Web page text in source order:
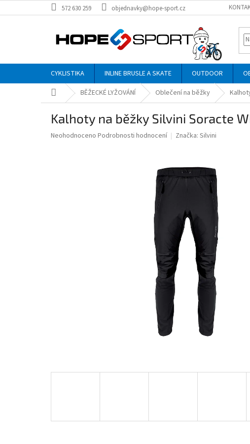
na
572 630 259 objednavky@hope-sport.cz
CYKLISTIKA INLINE BRUSLE A SKATE OUTDOOR
Domů BĚŽECKÉ LYŽOVÁNÍ Oblečení na běžky
Kalhoty na běžky Silvini Soracte
Průměrné
Neohodnoceno Podrobnosti hodnocení Značka: Silvini